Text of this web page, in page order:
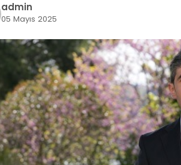
admin
05 Mayıs 2025